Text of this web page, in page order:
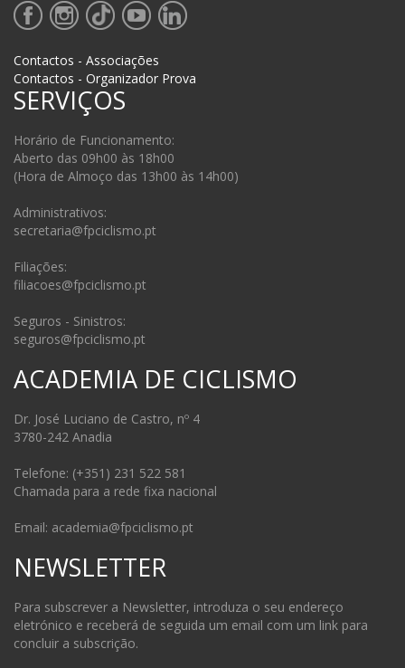
Contactos - Associações
Contactos - Organizador Prova
SERVIÇOS
Horário de Funcionamento:
Aberto das 09h00 às 18h00
(Hora de Almoço das 13h00 às 14h00)
Administrativos:
secretaria@fpciclismo.pt
Filiações:
filiacoes@fpciclismo.pt
Seguros - Sinistros:
seguros@fpciclismo.pt
ACADEMIA DE CICLISMO
Dr. José Luciano de Castro, nº 4
3780-242 Anadia
Telefone: (+351) 231 522 581
Chamada para a rede fixa nacional
Email: academia@fpciclismo.pt
NEWSLETTER
Para subscrever a Newsletter, introduza o seu endereço
eletrónico e receberá de seguida um email com um link para
concluir a subscrição.